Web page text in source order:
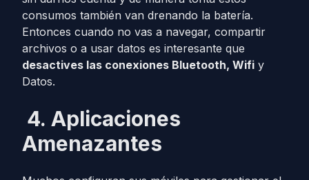
consumos también van drenando la batería.
Entonces cuando no vas a navegar, compartir
archivos o a usar datos es interesante que
desactives las conexiones Bluetooth, Wifi y
Datos.
4. Aplicaciones
Amenazantes